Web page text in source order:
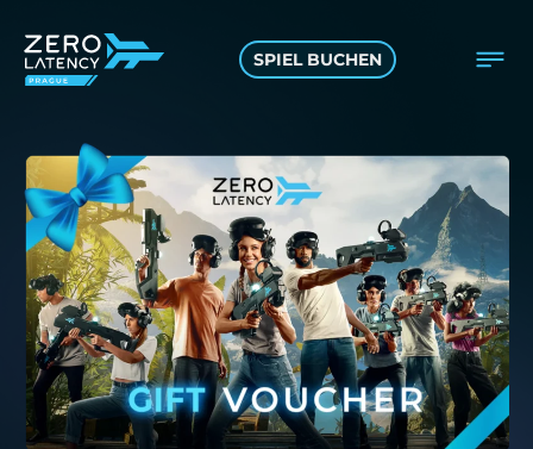
SPIEL BUCHEN